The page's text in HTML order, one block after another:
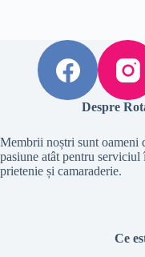
Despre
Membrii noștri sunt oameni
pasiune atât pentru
prietenie și camaraderie.
Ce